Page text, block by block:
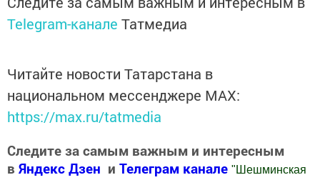
Telegram-канале Татмедиа
Читайте новости Татарстана в
национальном мессенджере MАХ:
https://max.ru/tatmedia
Следите за самым важным и интересным
в Яндекс Дзен и Телеграм канале " Шешминская